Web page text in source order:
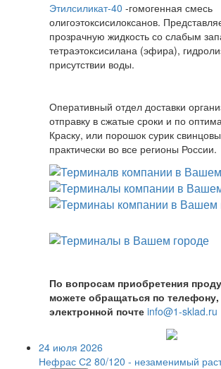
Этилсиликат-40 -гомогенная смесь
олигоэтоксисилоксанов.
прозрачную жидкость со слабым
тетраэтоксисилана (эфира),
присутствии воды.
Оперативный отдел доставки
отправку в сжатые сроки и по
Краску, или порошок сурик
практически во все регионы России.
По вопросам приобретения
можете обращаться по
электронной почте info@1-sklad.ru
24 июля 2026
Нефрас С2 80/120 - незаменимый